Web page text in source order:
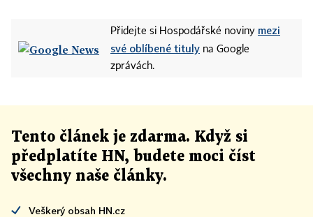
Přidejte si Hospodářské noviny mezi
své oblíbené tituly na Google
zprávách.
Tento článek je zdarma. Když si
předplatíte HN, budete moci číst
všechny naše články.
Veškerý obsah HN.cz